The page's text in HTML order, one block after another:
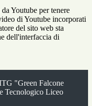
Youtube per tenere
di Youtube incorporati
del sito web sta
dell'interfaccia di
"Green Falcone
Tecnologico Liceo